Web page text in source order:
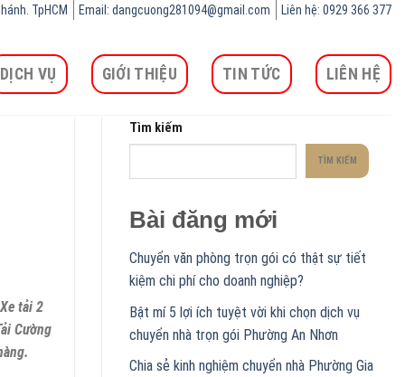
TpHCM Email: dangcuong281094@gmail.com Liên hệ: 0929 366 377
DỊCH VỤ GIỚI THIỆU TIN TỨC LIÊN HỆ
tải 2
Cường
Tìm kiếm
TÌM KIẾM
Bài đăng mới
Chuyển văn phòng trọn gói có thật sự tiết
kiệm chi phí cho doanh nghiệp?
Bật mí 5 lợi ích tuyệt vời khi chọn dịch vụ
chuyển nhà trọn gói Phường An Nhơn
Chia sẻ kinh nghiệm chuyển nhà Phường Gia